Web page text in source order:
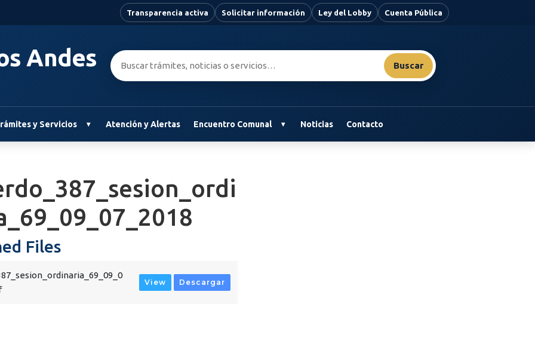
Transparencia activa Solicitar información Ley del Lobby Cuenta Pública
Andes Buscar:
Buscar
y Servicios Atención y Alertas Encuentro Comunal Noticias Contacto
Files
View Descargar